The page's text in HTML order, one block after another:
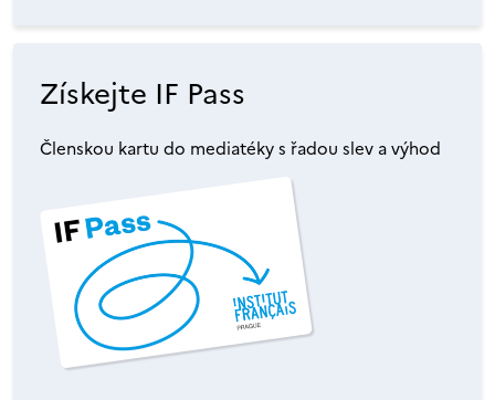
Získejte IF Pass
Členskou kartu do mediatéky s řadou slev a výhod